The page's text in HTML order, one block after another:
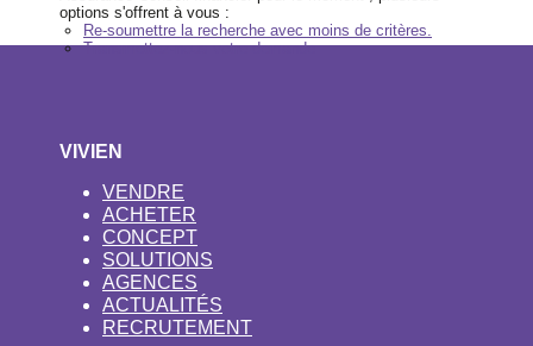
options s'offrent à vous :
Re-soumettre la recherche avec moins de critères.
Transmettez-nous votre demande
VIVIEN
VENDRE
ACHETER
CONCEPT
SOLUTIONS
AGENCES
ACTUALITÉS
RECRUTEMENT